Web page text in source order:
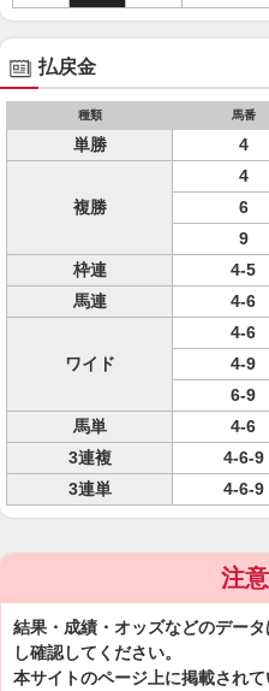
払戻金
種類 馬番
単勝 4
複勝
4
6
9
枠連
4-5
馬連
4-6
ワイド
4-6
4-9
6-9
馬単
4-6
3連複
4-6-9
3連単
4-6-9
注
結果・成績・オッズなどのデー
し確認してください。
本サイトのページ上に掲載され